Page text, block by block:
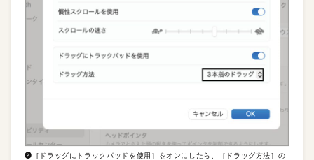
❷［ドラッグにトラックパッドを使用］をオンにしたら、［ドラッグ方法］の